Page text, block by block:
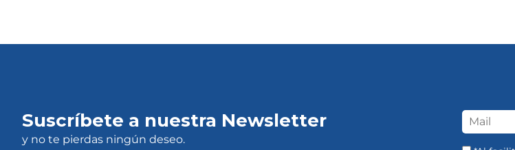
Suscríbete a nuestra Newsletter
y no te pierdas ningún deseo.